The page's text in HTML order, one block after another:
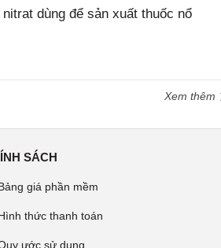
dùng để sản xuất thuốc nổ
Xem thêm
SÁCH
giá phần mềm
thức thanh toán
ước sử dụng